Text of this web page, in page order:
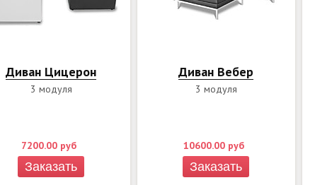
Диван Цицерон
3 модуля
7200.00 руб
Заказать
Диван Вебер
3 модуля
10600.00 руб
Заказать